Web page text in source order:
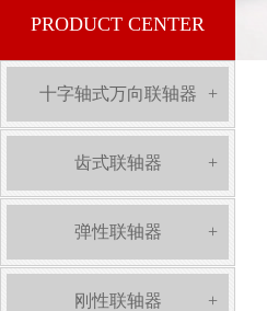
PRODUCT CENTER
十字轴式万向联轴器 +
齿式联轴器 +
弹性联轴器 +
刚性联轴器 +